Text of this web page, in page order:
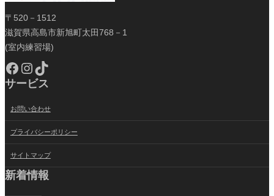
〒520－1512
滋賀県高島市新旭町太田768－1
(室内練習場)
Facebook Instagram TikTok
サービス
お問い合わせ
プライバシーポリシー
サイトマップ
新着情報